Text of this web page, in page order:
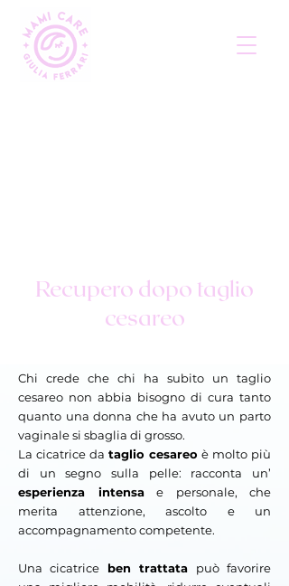
Recupero dopo taglio
cesareo
Chi crede che chi ha subito un taglio
cesareo non abbia bisogno di cura tanto
quanto una donna che ha avuto un parto
vaginale si sbaglia di grosso.
​La cicatrice da taglio cesareo è molto più
di un segno sulla pelle: racconta un’
esperienza intensae personale, che
merita attenzione, ascolto e un
accompagnamento competente.
Una cicatrice ben trattata può favorire